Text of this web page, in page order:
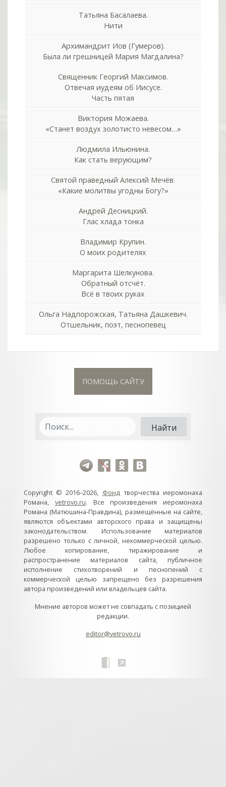
Татьяна Басалаева.
Нити
Архимандрит Иов (Гумеров).
Была ли грешницей Мария Магдалина?
Священник Георгий Максимов.
Отвечая иудеям об Иисусе.
Часть пятая
Виктория Можаева.
«Станет воздух золотисто невесом…»
Людмила Ильюнина.
Как стать верующим?
Святой праведный Алексий Мечёв.
«Какие молитвы угодны Богу?»
Андрей Десницкий.
Глас хлада тонка
Владимир Крупин.
О моих родителях
Маргарита Шелкунова.
Обратный отсчёт.
Всё в твоих руках
Ольга Надпорожская, Татьяна Дашкевич.
Отшельник, поэт, песнопевец
ПОМОЩЬ САЙТУ
Copyright © 2016–2026, Фондтворчества иеромонаха
Романа, vetrovo.ru. Все произведения иеромонаха
Романа (Матюшина-Правдина), размещённые на сайте,
являются объектами авторского права и защищены
законодательством. Использование материалов
разрешено только с личной, некоммерческой целью.
Любое копирование, тиражирование и
распространение материалов сайта, публичное
исполнение стихотворений и песнопений с
коммерческой целью запрещено без разрешения
автора произведений или владельцев сайта.
Мнение авторов может не совпадать с позицией
редакции.
editor@vetrovo.ru